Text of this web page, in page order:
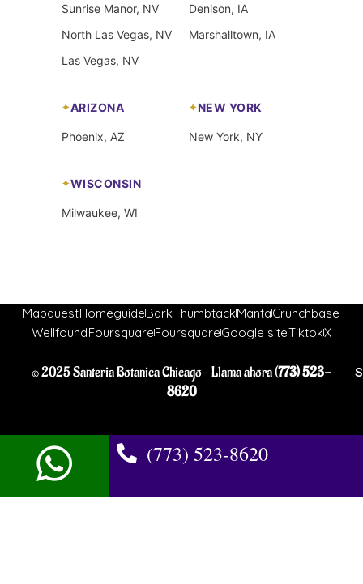
Sunrise Manor, NV
North Las Vegas, NV
Las Vegas, NV
Denison, IA
Marshalltown, IA
ARIZONA
Phoenix, AZ
NEW YORK
New York, NY
WISCONSIN
Milwaukee, WI
MapquestHomeguideBarkThumbtackMantaCrunchbase
WellfoundFoursquareFoursquareGoogle siteTiktokX
© 2025 Santeria Botanica Chicago- Llama ahora (773) 523-
8620
(773) 523-8620